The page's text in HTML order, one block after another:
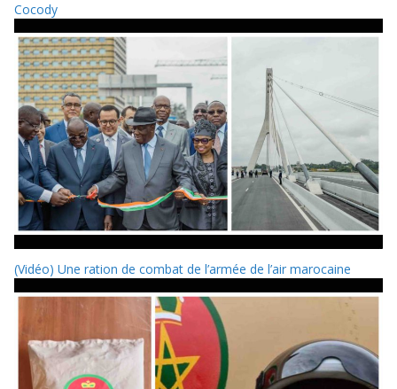
Cocody
(Vidéo) Une ration de combat de l’armée de l’air marocaine